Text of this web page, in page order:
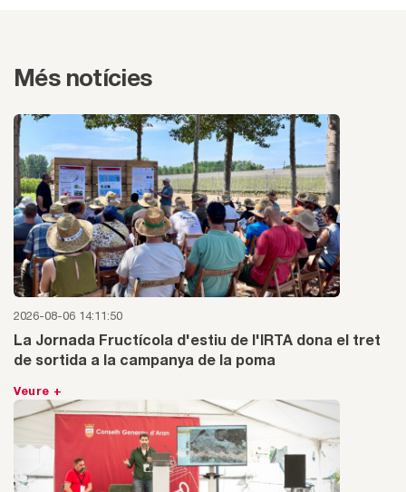
Més notícies
2026-08-06 14:11:50
La Jornada Fructícola d'estiu de l'IRTA dona el tret
de sortida a la campanya de la poma
Veure +